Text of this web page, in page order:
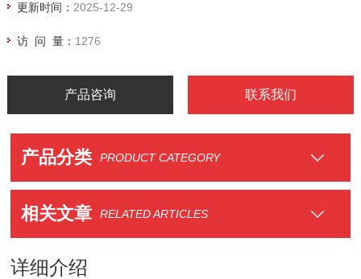
更新时间： 2025-12-29
访 问 量： 1276
产品咨询 联系我们
产品分类 PRODUCT CATEGORY
相关文章 RELATED ARTICLES
详细介绍